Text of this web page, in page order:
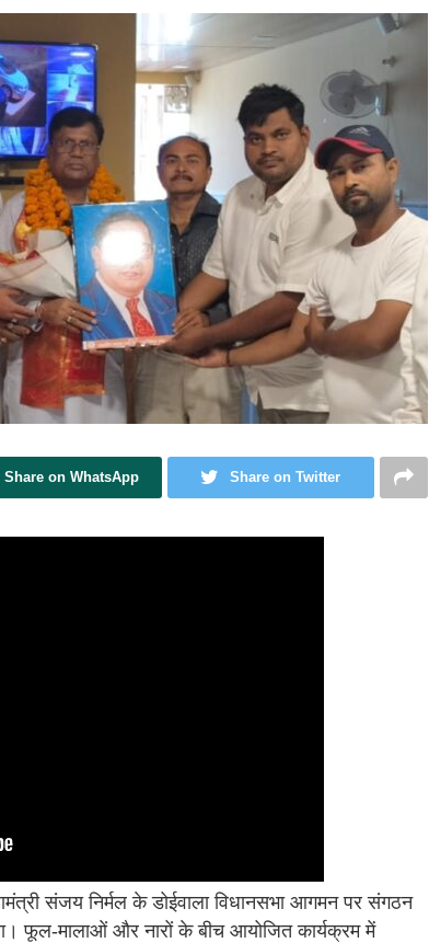
Share on WhatsApp Share on Twitter
संजय निर्मल के डोईवाला विधानसभा आगमन पर संगठन
फूल-मालाओं और नारों के बीच आयोजित कार्यक्रम में